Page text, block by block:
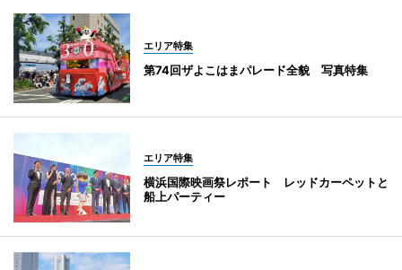
エリア特集
第74回ザよこはまパレード全貌 写真特集
エリア特集
横浜国際映画祭レポート レッドカーペットと
船上パーティー